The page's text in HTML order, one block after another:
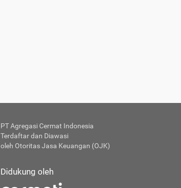
PT Agregasi Cermat Indonesia
Terdaftar dan Diawasi
oleh Otoritas Jasa Keuangan (OJK)
Didukung oleh